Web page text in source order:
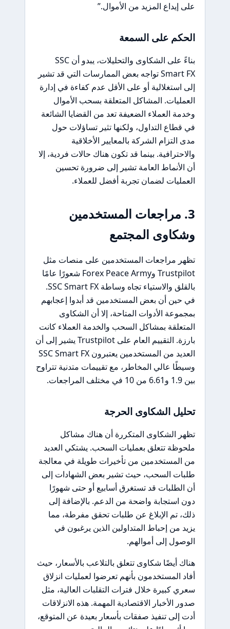
على إيداع المزيد من الأموال.”
الحكم على السمعة
بناءً على الشكاوى والتحليلات، يبدو أن SSC
Smart FX تواجه بعض الممارسات التي قد تشير
إلى استغلالية أو على الأقل عدم كفاءة في إدارة
العمليات. المشاكل المتعلقة بسحب الأموال
وخدمة العملاء الضعيفة تعد من القضايا الشائعة
في قطاع التداول، ولكنها تثير تساؤلات حول
مدى التزام الشركة بالمعايير الأخلاقية
والاحترافية. بينما قد تكون هناك حالات فردية، إلا
أن الأنماط العامة تشير إلى ضرورة تحسين
العمليات لضمان تجربة أفضل للعملاء.
3. مراجعات المستخدمين
وشكاوى المجتمع
تظهر مراجعات المستخدمين على منصات مثل
Trustpilot وForex Peace Army شعورًا عامًا
بالقلق والاستياء تجاه وساطة SSC Smart FX.
في حين أن بعض المستخدمين قد أبدوا إعجابهم
بمجموعة الأدوات المتاحة، إلا أن الشكاوى
المتعلقة بمشاكل السحب والخدمة العملاء كانت
بارزة. التقييم العام على Trustpilot يشير إلى أن
العديد من المستخدمين يعتبرون SSC Smart FX
وسيطًا عالي المخاطر، مع تقييمات متدنية تتراوح
بين 1.9 و6.61 من 10 في مختلف المراجعات.
تحليل الشكاوى الحرجة
تظهر الشكاوى المتكررة أن هناك مشاكل
ملحوظة تتعلق بعمليات السحب. يشتكي العديد
من المستخدمين من تأخيرات طويلة في معالجة
طلبات السحب، حيث تشير بعض الشهادات إلى
أن الطلبات قد تستغرق أسابيع أو حتى شهورًا
دون استجابة واضحة من الدعم. بالإضافة إلى
ذلك، تم الإبلاغ عن طلبات تحقق مفرطة، مما
يزيد من إحباط المتداولين الذين يرغبون في
الوصول إلى أموالهم.
هناك أيضًا شكاوى تتعلق بالتلاعب بالأسعار، حيث
أفاد المستخدمون بأنهم تعرضوا لعمليات انزلاق
سعري كبيرة خلال فترات التقلبات العالية، مثل
صدور الأخبار الاقتصادية المهمة. هذه الانزلاقات
أدت إلى تنفيذ صفقات بأسعار بعيدة عن المتوقع،